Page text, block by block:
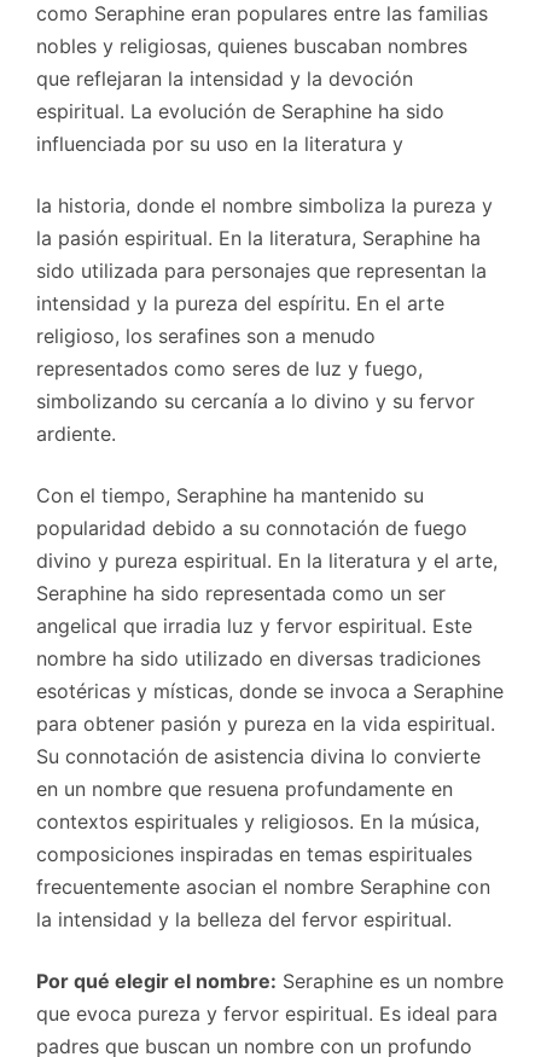
como Seraphine eran populares entre las familias
nobles y religiosas, quienes buscaban nombres
que reflejaran la intensidad y la devoción
espiritual. La evolución de Seraphine ha sido
influenciada por su uso en la literatura y
la historia, donde el nombre simboliza la pureza y
la pasión espiritual. En la literatura, Seraphine ha
sido utilizada para personajes que representan la
intensidad y la pureza del espíritu. En el arte
religioso, los serafines son a menudo
representados como seres de luz y fuego,
simbolizando su cercanía a lo divino y su fervor
ardiente.
Con el tiempo, Seraphine ha mantenido su
popularidad debido a su connotación de fuego
divino y pureza espiritual. En la literatura y el arte,
Seraphine ha sido representada como un ser
angelical que irradia luz y fervor espiritual. Este
nombre ha sido utilizado en diversas tradiciones
esotéricas y místicas, donde se invoca a Seraphine
para obtener pasión y pureza en la vida espiritual.
Su connotación de asistencia divina lo convierte
en un nombre que resuena profundamente en
contextos espirituales y religiosos. En la música,
composiciones inspiradas en temas espirituales
frecuentemente asocian el nombre Seraphine con
la intensidad y la belleza del fervor espiritual.
Por qué elegir el nombre: Seraphine es un nombre
que evoca pureza y fervor espiritual. Es ideal para
padres que buscan un nombre con un profundo